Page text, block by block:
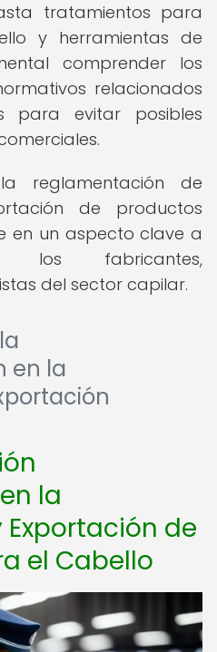
tratamientos para
y herramientas de
comprender los
relacionados
para evitar posibles
reglamentación de
de productos
en un aspecto clave a
los fabricantes,
del sector capilar.
en la
la
de
el Cabello